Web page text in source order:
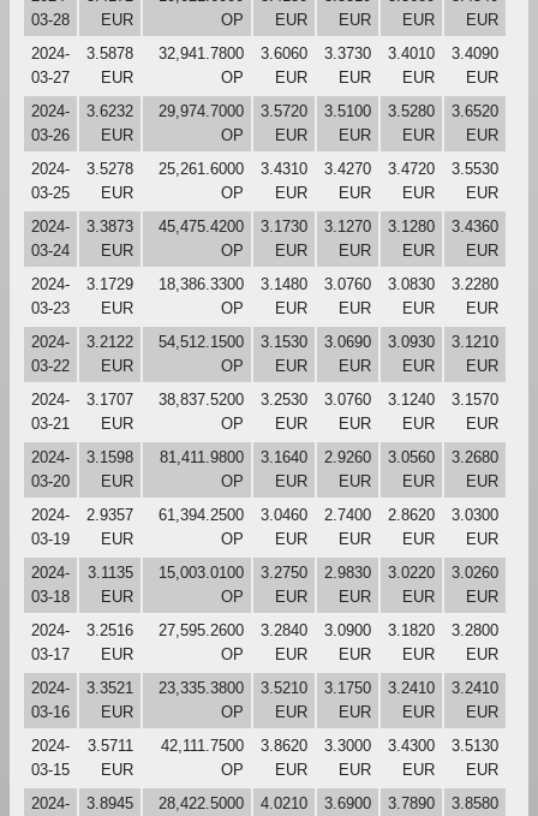
03-28
EUR
OP
EUR
EUR
EUR
EUR
2024-
03-27
3.5878
EUR
32,941.7800
OP
3.6060
EUR
3.3730
EUR
3.4010
EUR
3.4090
EUR
2024-
03-26
3.6232
EUR
29,974.7000
OP
3.5720
EUR
3.5100
EUR
3.5280
EUR
3.6520
EUR
2024-
03-25
3.5278
EUR
25,261.6000
OP
3.4310
EUR
3.4270
EUR
3.4720
EUR
3.5530
EUR
2024-
03-24
3.3873
EUR
45,475.4200
OP
3.1730
EUR
3.1270
EUR
3.1280
EUR
3.4360
EUR
2024-
03-23
3.1729
EUR
18,386.3300
OP
3.1480
EUR
3.0760
EUR
3.0830
EUR
3.2280
EUR
2024-
03-22
3.2122
EUR
54,512.1500
OP
3.1530
EUR
3.0690
EUR
3.0930
EUR
3.1210
EUR
2024-
03-21
3.1707
EUR
38,837.5200
OP
3.2530
EUR
3.0760
EUR
3.1240
EUR
3.1570
EUR
2024-
03-20
3.1598
EUR
81,411.9800
OP
3.1640
EUR
2.9260
EUR
3.0560
EUR
3.2680
EUR
2024-
03-19
2.9357
EUR
61,394.2500
OP
3.0460
EUR
2.7400
EUR
2.8620
EUR
3.0300
EUR
2024-
03-18
3.1135
EUR
15,003.0100
OP
3.2750
EUR
2.9830
EUR
3.0220
EUR
3.0260
EUR
2024-
03-17
3.2516
EUR
27,595.2600
OP
3.2840
EUR
3.0900
EUR
3.1820
EUR
3.2800
EUR
2024-
03-16
3.3521
EUR
23,335.3800
OP
3.5210
EUR
3.1750
EUR
3.2410
EUR
3.2410
EUR
2024-
03-15
3.5711
EUR
42,111.7500
OP
3.8620
EUR
3.3000
EUR
3.4300
EUR
3.5130
EUR
2024-
3.8945
28,422.5000
4.0210
3.6900
3.7890
3.8580